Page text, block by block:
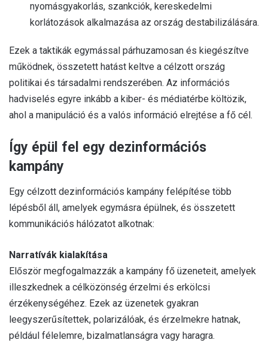
nyomásgyakorlás, szankciók, kereskedelmi
korlátozások alkalmazása az ország destabilizálására.
Ezek a taktikák egymással párhuzamosan és kiegészítve
működnek, összetett hatást keltve a célzott ország
politikai és társadalmi rendszerében. Az információs
hadviselés egyre inkább a kiber- és médiatérbe költözik,
ahol a manipuláció és a valós információ elrejtése a fő cél.
Így épül fel egy dezinformációs
kampány
Egy célzott dezinformációs kampány felépítése több
lépésből áll, amelyek egymásra épülnek, és összetett
kommunikációs hálózatot alkotnak:
Narratívák kialakítása
Először megfogalmazzák a kampány fő üzeneteit, amelyek
illeszkednek a célközönség érzelmi és erkölcsi
érzékenységéhez. Ezek az üzenetek gyakran
leegyszerűsítettek, polarizálóak, és érzelmekre hatnak,
például félelemre, bizalmatlanságra vagy haragra.